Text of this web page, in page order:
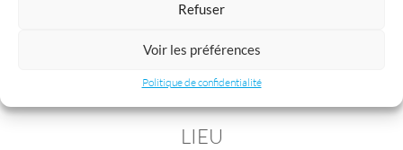
Refuser
Voir les préférences
Politique de confidentialité
Savoir travailler en équipe
néerlandais est un atout)
Vous êtes titulaire d’un permis de conduire B
LIEU